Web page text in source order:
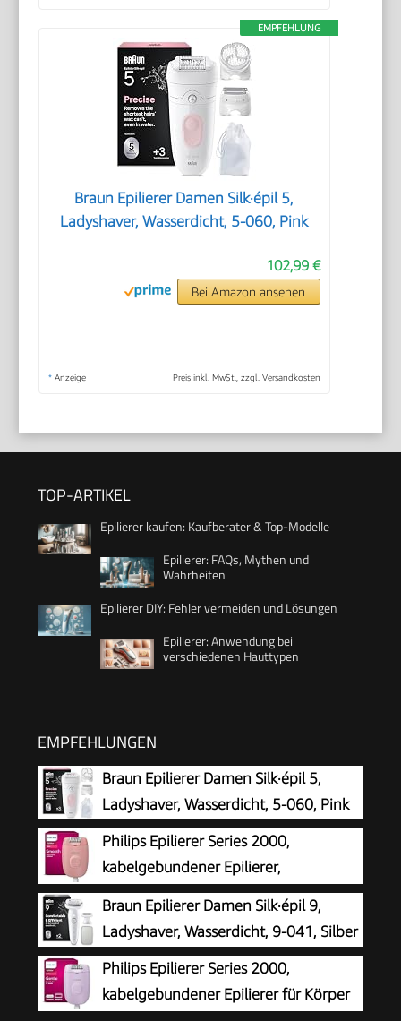
EMPFEHLUNG
Braun Epilierer Damen Silk·épil 5,
Ladyshaver, Wasserdicht, 5-060, Pink
102,99 €
Bei Amazon ansehen
* Anzeige Preis inkl. MwSt., zzgl. Versandkosten
TOP-ARTIKEL
Epilierer kaufen: Kaufberater & Top-Modelle
Epilierer: FAQs, Mythen und
Wahrheiten
Epilierer DIY: Fehler vermeiden und Lösungen
Epilierer: Anwendung bei
verschiedenen Hauttypen
EMPFEHLUNGEN
Braun Epilierer Damen Silk·épil 5,
Ladyshaver, Wasserdicht, 5-060, Pink
Philips Epilierer Series 2000,
kabelgebundener Epilierer,
Haarentfernungsgerät, Modell
BRE229/00, Schwarz
Braun Epilierer Damen Silk·épil 9,
Ladyshaver, Wasserdicht, 9-041, Silber
Philips Epilierer Series 2000,
kabelgebundener Epilierer für Körper